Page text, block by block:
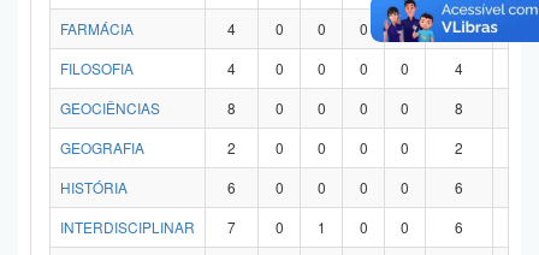
FARMÁCIA
4 0 0 0 0 4
FILOSOFIA
4 0 0 0 0 4
GEOCIÊNCIAS
8 0 0 0 0 8
GEOGRAFIA
2 0 0 0 0 2
HISTÓRIA
6 0 0 0 0 6
INTERDISCIPLINAR
7 0 1 0 0 6